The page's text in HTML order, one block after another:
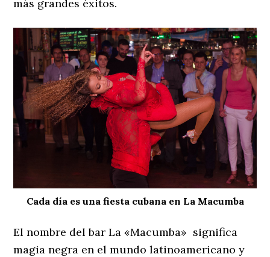
más grandes éxitos.
Cada día es una fiesta cubana en La Macumba
El nombre del bar La «Macumba» significa
magia negra en el mundo latinoamericano y